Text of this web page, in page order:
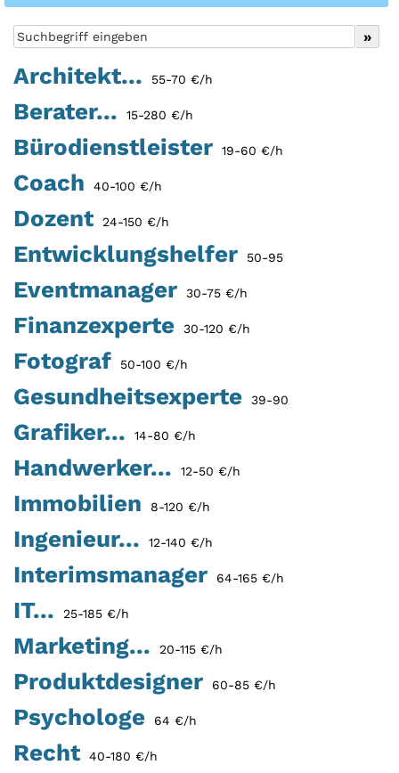
Architekt... 55-70 €/h
Berater... 15-280 €/h
Bürodienstleister 19-60 €/h
Coach 40-100 €/h
Dozent 24-150 €/h
Entwicklungshelfer 50-95
Eventmanager 30-75 €/h
Finanzexperte 30-120 €/h
Fotograf 50-100 €/h
Gesundheitsexperte 39-90
Grafiker... 14-80 €/h
Handwerker... 12-50 €/h
Immobilien 8-120 €/h
Ingenieur... 12-140 €/h
Interimsmanager 64-165 €/h
IT... 25-185 €/h
Marketing... 20-115 €/h
Produktdesigner 60-85 €/h
Psychologe 64 €/h
Recht 40-180 €/h